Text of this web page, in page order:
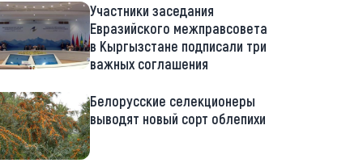
Участники заседания
Евразийского межправсовета
в Кыргызстане подписали три
важных соглашения
Белорусские селекционеры
выводят новый сорт облепихи